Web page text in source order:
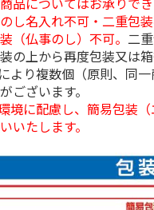
し名入れ不可・二重包
（仏事のし）不可。 二
の上から再度包装又は
より複数個（原則、同
ございます。
境に配慮し、簡易包装
いたします。